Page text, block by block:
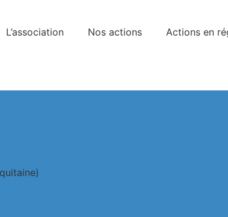
L’association Nos actions Actions en